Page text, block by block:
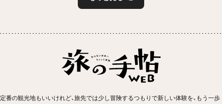
定番の観光地もいいけれど、旅先では少し冒険するつもりで新しい体験を、もう一歩